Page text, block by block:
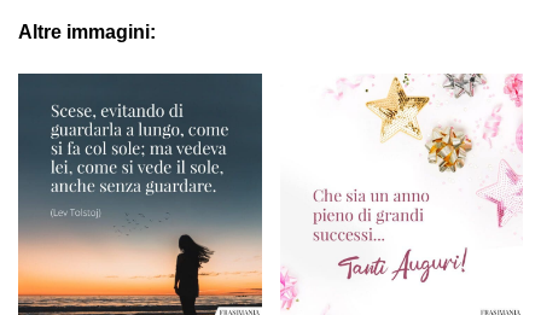
Altre immagini: